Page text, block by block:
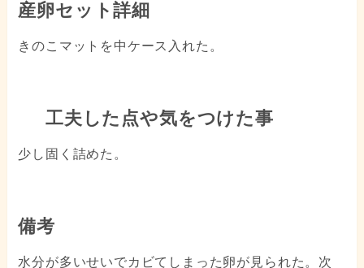
産卵セット詳細
きのこマットを中ケース入れた。
工夫した点や気をつけた事
少し固く詰めた。
備考
水分が多いせいでカビてしまった卵が見られた。次